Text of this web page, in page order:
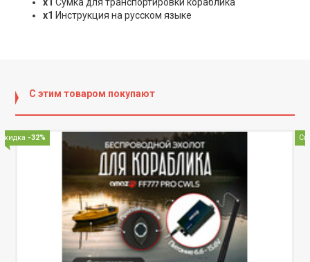
х1 Инструкция на русском языке
С этим товаром покупают
Скидка-50%